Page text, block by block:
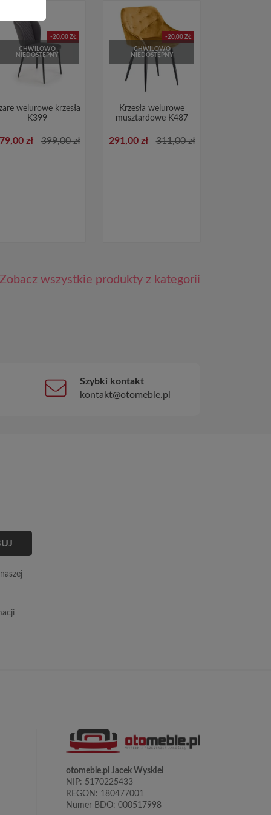
-20,00 ZŁ
CHWILOWO
NIEDOSTĘPNY
welurowe krzesła
K399
zł 399,00 zł
-20,00 ZŁ
CHWILOWO
NIEDOSTĘPNY
Krzesła welurowe
musztardowe K487
291,00 zł 311,00 zł
Zobacz wszystkie produkty z kategorii
Szybki kontakt
kontakt@otomeble.pl
otomeble.pl Jacek Wyskiel
NIP: 5170225433
REGON: 180477001
Numer BDO: 000517998